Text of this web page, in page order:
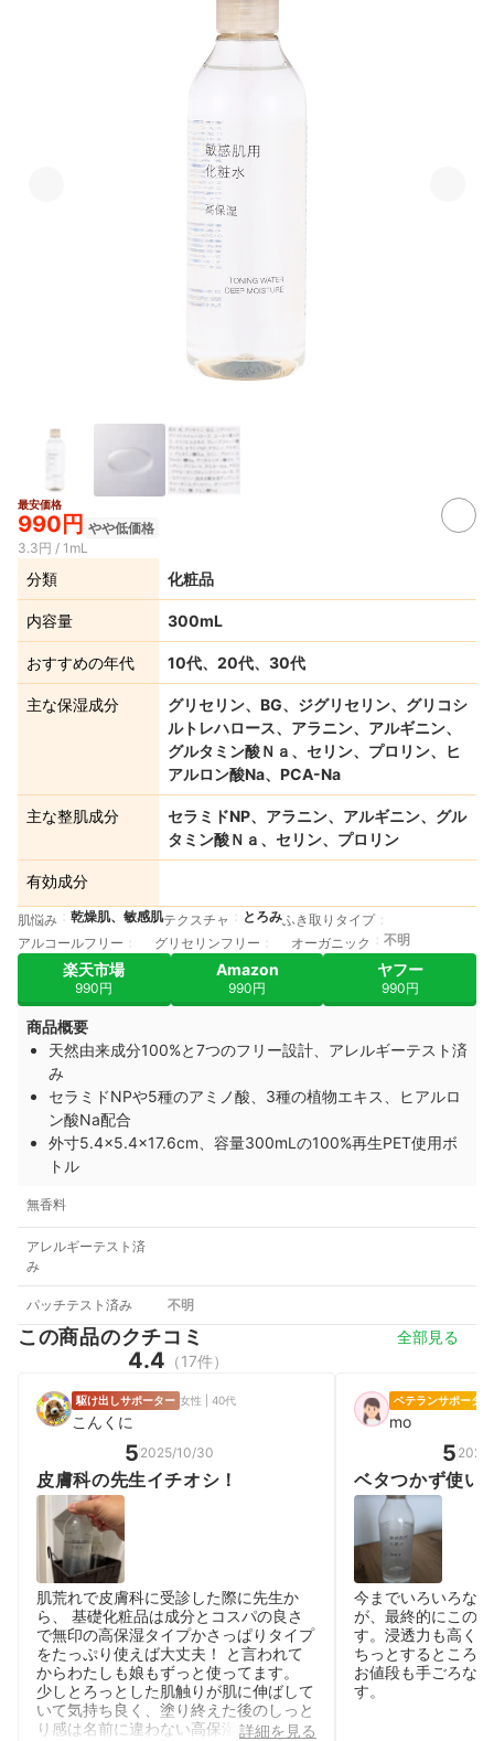
最安価格
990円 やや低価格
3.3円 / 1mL
分類 化粧品
内容量 300mL
おすすめの年代 10代、20代、30代
主な保湿成分
グリセリン、BG、ジグリセリン、グリコシ
ルトレハロース、アラニン、アルギニン、
グルタミン酸Ｎａ、セリン、プロリン、ヒ
アルロン酸Na、PCA-Na
主な整肌成分
セラミドNP、アラニン、アルギニン、グル
タミン酸Ｎａ、セリン、プロリン
有効成分
肌悩み 乾燥肌、敏感肌テクスチャ とろみふき取りタイプ
アルコールフリー
グリセリンフリー オーガニック 不明
楽天市場
990円
Amazon
990円
ヤフー
990円
商品概要
天然由来成分100%と7つのフリー設計、アレルギーテスト済
み
セラミドNPや5種のアミノ酸、3種の植物エキス、ヒアルロ
ン酸Na配合
外寸5.4×5.4×17.6cm、容量300mLの100%再生PET使用ボ
トル
無香料
アレルギーテスト済
み
パッチテスト済み 不明
この商品のクチコミ 全部見る
4.4 （17件）
駆け出しサポーター 女性 | 40代
こんくに
5 2025/10/30
皮膚科の先生イチオシ！
肌荒れで皮膚科に受診した際に先生か
ら、 基礎化粧品は成分とコスパの良さ
で無印の高保湿タイプかさっぱりタイプ
をたっぷり使えば大丈夫！ と言われて
からわたしも娘もずっと使ってます。
少しとろっとした肌触りが肌に伸ばして
いて気持ち良く、塗り終えた後のしっと
り感は名前に違わない高保湿と実感！
詳細を見る
ベテランサポーター
mo
5
ベタつかず使い
今までいろいろな
が、最終的にこの
す。浸透力も高く
ちっとするところ
お値段も手ごろな
す。